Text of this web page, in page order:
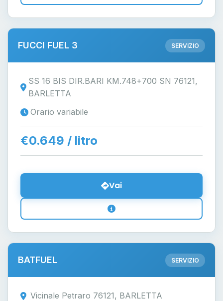
FUCCI FUEL 3 SERVIZIO
SS 16 BIS DIR.BARI KM.748+700 SN 76121,
BARLETTA
Orario variabile
€0.649 / litro
Vai
BATFUEL SERVIZIO
Vicinale Petraro 76121, BARLETTA